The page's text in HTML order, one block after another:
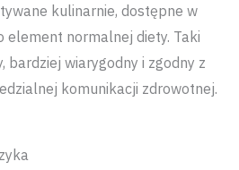
kulinarnie, dostępne w
element normalnej diety. Taki
wiarygodny i zgodny z
komunikacji zdrowotnej.